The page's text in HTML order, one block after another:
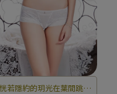
恍若隱約的玥光在葉間跳躍